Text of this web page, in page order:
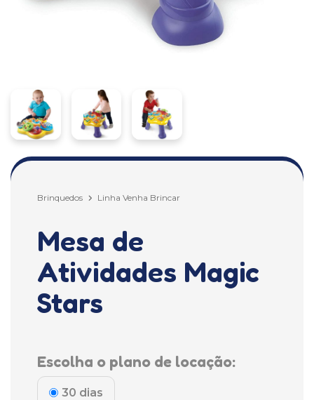
Brinquedos Linha Venha Brincar
Mesa de
Atividades Magic
Stars
Escolha o plano de locação:
30 dias